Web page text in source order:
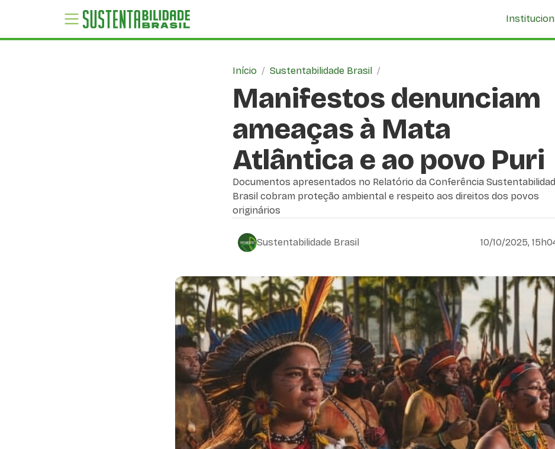
Início / Sustentabilidade Brasil /
Manifestos denunciam
ameaças à Mata
Atlântica e ao povo Puri
Documentos apresentados no Relatório da Conferência
Brasil cobram proteção ambiental e respeito aos direitos dos povos
originários
Sustentabilidade Brasil 10/10/2025,